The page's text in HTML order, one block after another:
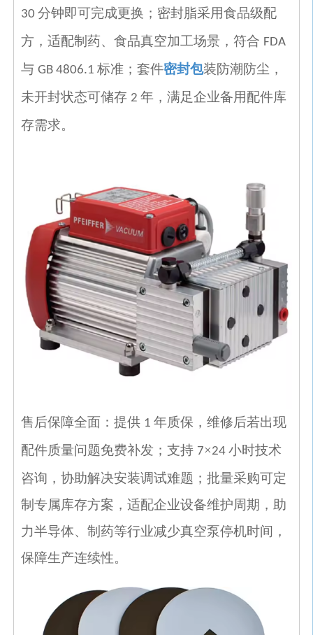
30分钟即可完成更换；密封脂采用食品级配
方，适配制药、食品真空加工场景，符合 FDA
与GB 4806.1标准；套件密封包装防潮防尘，
未开封状态可储存 2年，满足企业备用配件库
存需求。
售后保障全面：提供 1年质保，维修后若出现
配件质量问题免费补发；支持 7×24小时技术
咨询，协助解决安装调试难题；批量采购可定
制专属库存方案，适配企业设备维护周期，助
力半导体、制药等行业减少真空泵停机时间，
保障生产连续性。